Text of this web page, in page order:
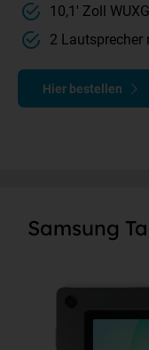
10,1' Zoll
2
Hier bestellen
Samsung